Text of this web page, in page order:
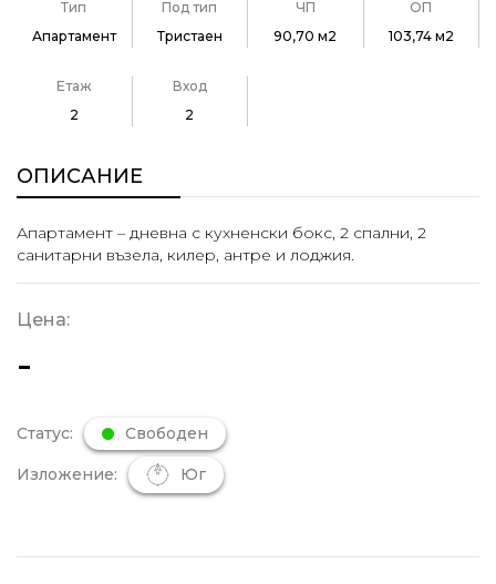
Тип
Апартамент
Под тип
Тристаен
ЧП
90,70 м2
ОП
103,74 м2
Етаж
2
Вход
2
ОПИСАНИЕ
Апартамент – дневна с кухненски бокс, 2 спални, 2
санитарни възела, килер, антре и лоджия.
Цена:
-
Статус: Свободен
Изложение: Юг